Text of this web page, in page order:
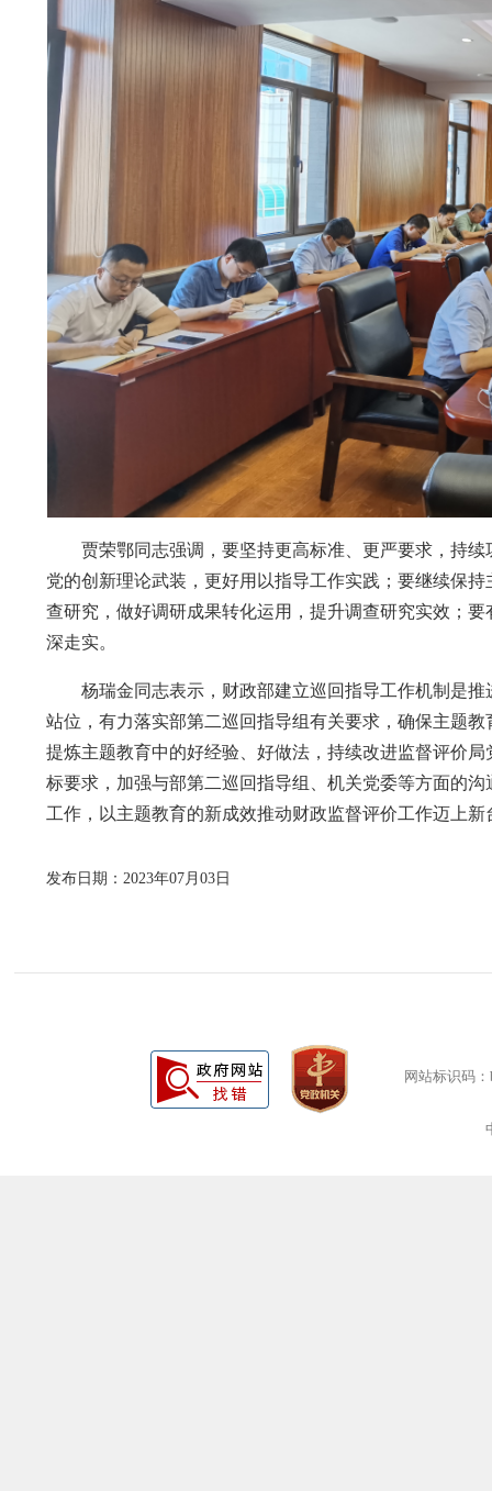
贾荣鄂同志强调，要坚持更高标准、更严要求，持续
党的创新理论武装，更好用以指导工作实践；要继续保
查研究，做好调研成果转化运用，提升调查研究实效；
深走实。
杨瑞金同志表示，财政部建立巡回指导工作机制是
站位，有力落实部第二巡回指导组有关要求，确保主题
提炼主题教育中的好经验、好做法，持续改进监督评价
标要求，加强与部第二巡回指导组、机关党委等方面的
工作，以主题教育的新成效推动财政监督评价工作迈上新
发布日期：2023年07月03日
网站标识码